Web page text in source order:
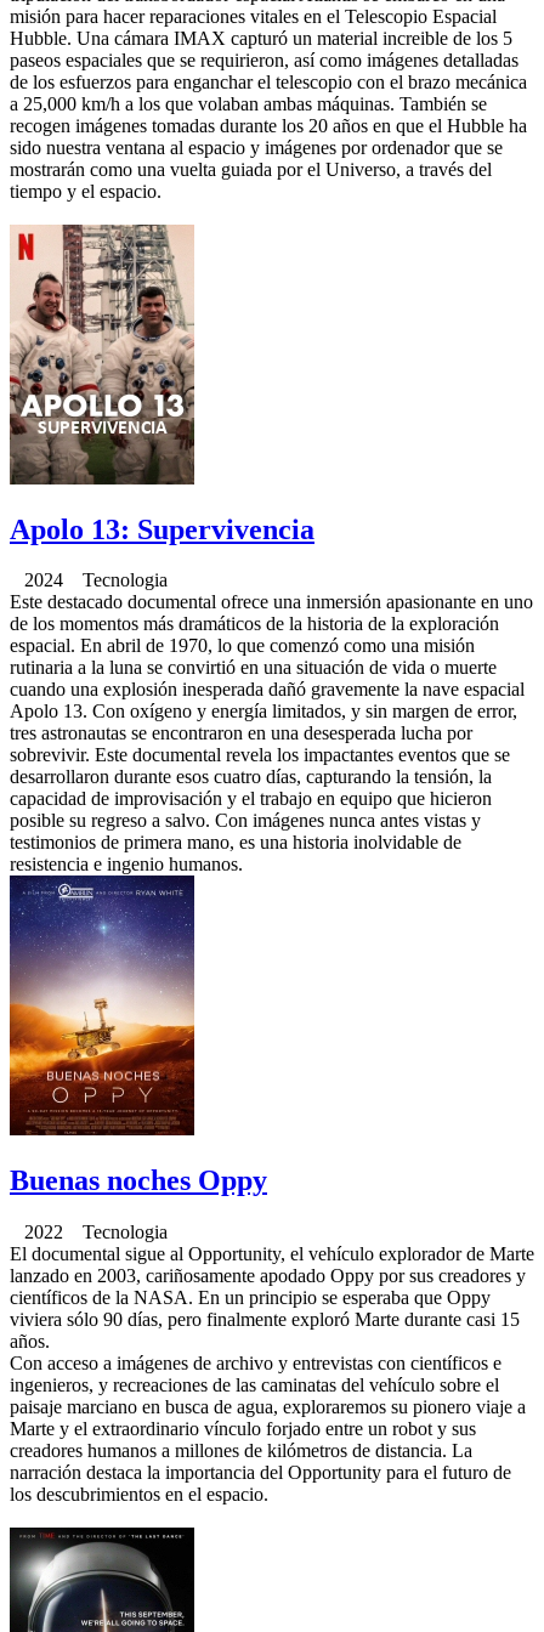
misión para hacer reparaciones vitales en el Telescopio Espacial
Hubble. Una cámara IMAX capturó un material increible de los 5
paseos espaciales que se requirieron, así como imágenes detalladas
de los esfuerzos para enganchar el telescopio con el brazo mecánica
a 25,000 km/h a los que volaban ambas máquinas. También se
recogen imágenes tomadas durante los 20 años en que el Hubble ha
sido nuestra ventana al espacio y imágenes por ordenador que se
mostrarán como una vuelta guiada por el Universo, a través del
tiempo y el espacio.
Apolo 13: Supervivencia
2024 Tecnologia
Este destacado documental ofrece una inmersión apasionante en uno
de los momentos más dramáticos de la historia de la exploración
espacial. En abril de 1970, lo que comenzó como una misión
rutinaria a la luna se convirtió en una situación de vida o muerte
cuando una explosión inesperada dañó gravemente la nave espacial
Apolo 13. Con oxígeno y energía limitados, y sin margen de error,
tres astronautas se encontraron en una desesperada lucha por
sobrevivir. Este documental revela los impactantes eventos que se
desarrollaron durante esos cuatro días, capturando la tensión, la
capacidad de improvisación y el trabajo en equipo que hicieron
posible su regreso a salvo. Con imágenes nunca antes vistas y
testimonios de primera mano, es una historia inolvidable de
resistencia e ingenio humanos.
Buenas noches Oppy
2022 Tecnologia
El documental sigue al Opportunity, el vehículo explorador de Marte
lanzado en 2003, cariñosamente apodado Oppy por sus creadores y
científicos de la NASA. En un principio se esperaba que Oppy
viviera sólo 90 días, pero finalmente exploró Marte durante casi 15
años.
Con acceso a imágenes de archivo y entrevistas con científicos e
ingenieros, y recreaciones de las caminatas del vehículo sobre el
paisaje marciano en busca de agua, exploraremos su pionero viaje a
Marte y el extraordinario vínculo forjado entre un robot y sus
creadores humanos a millones de kilómetros de distancia. La
narración destaca la importancia del Opportunity para el futuro de
los descubrimientos en el espacio.